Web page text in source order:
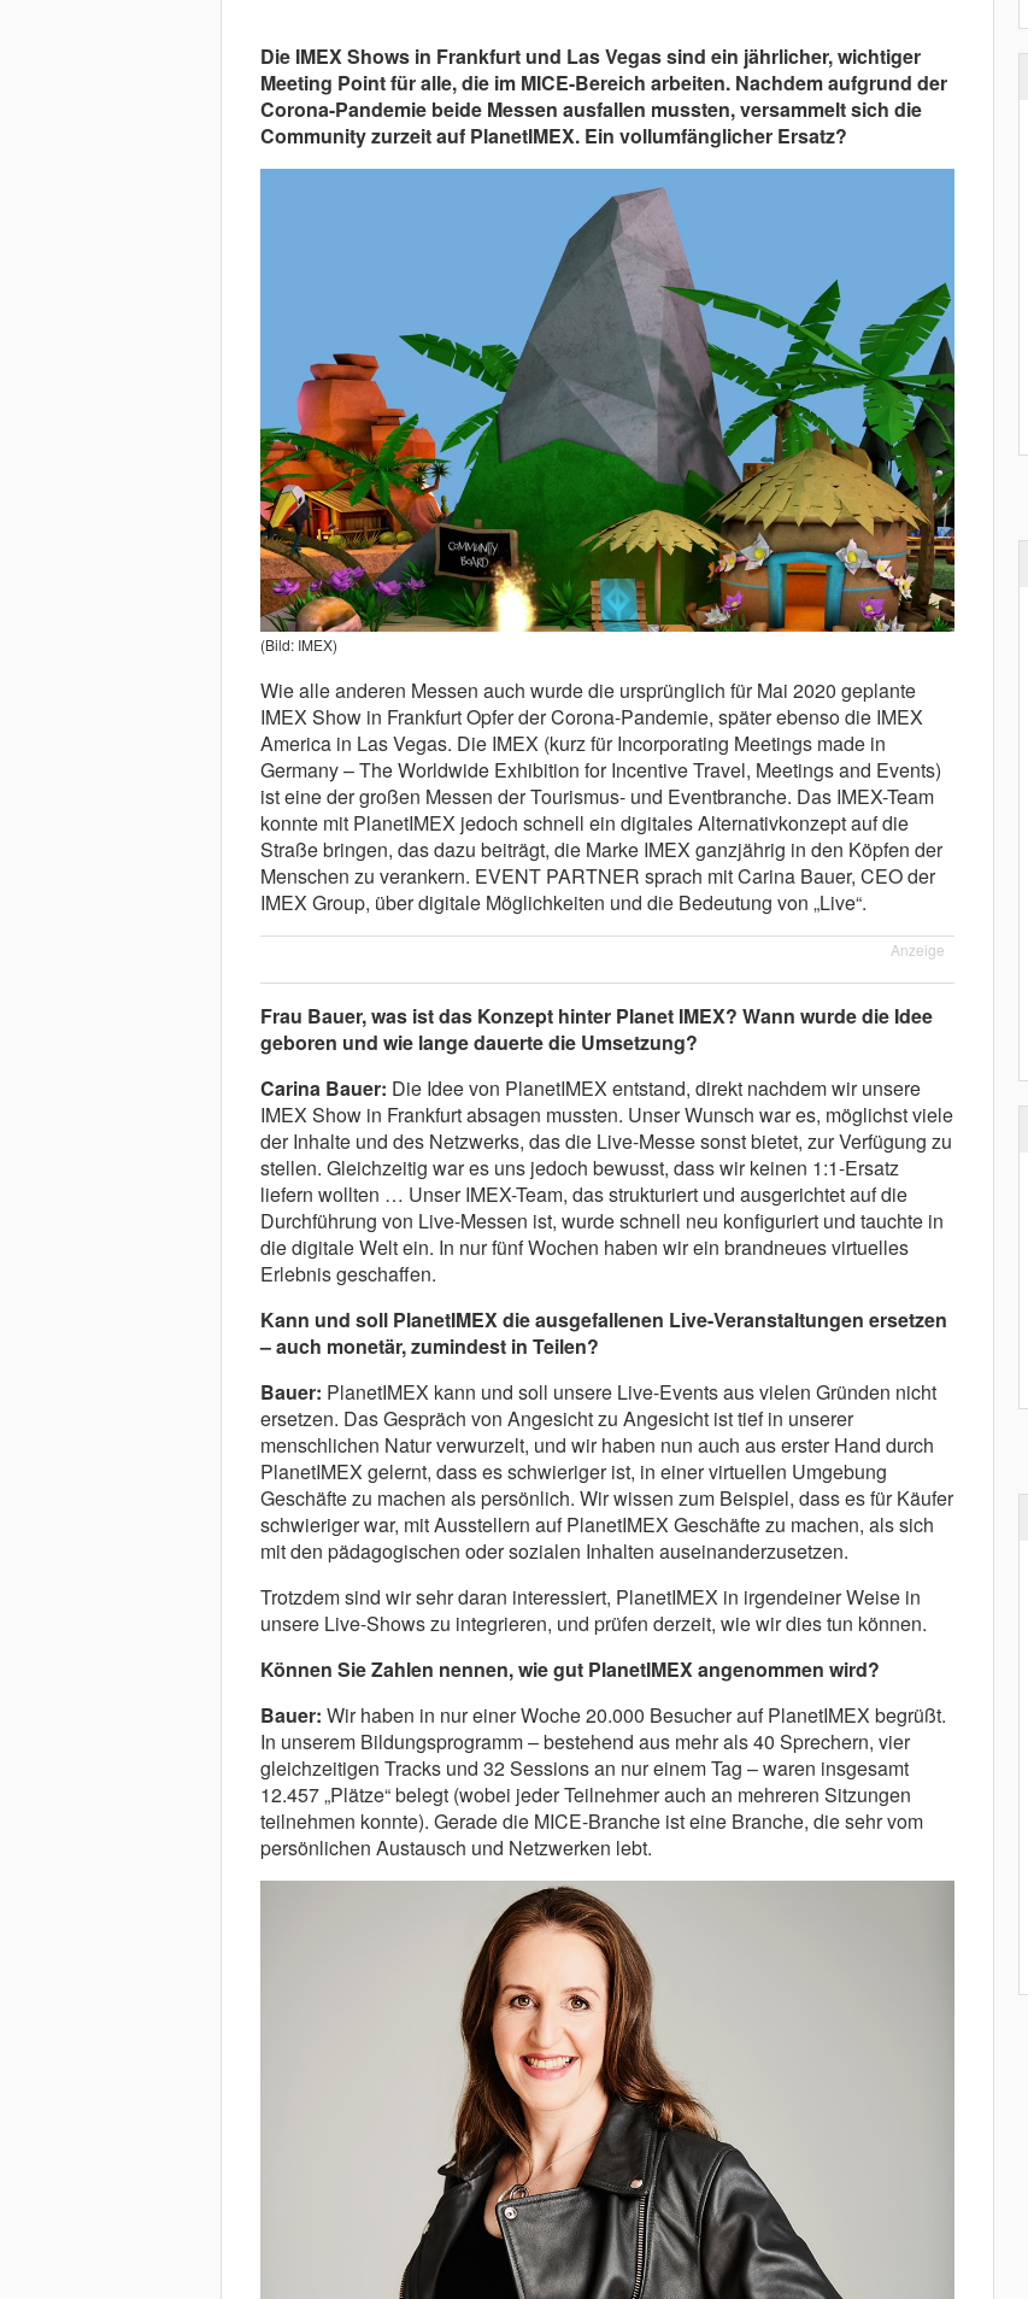
Die IMEX Shows in Frankfurt und Las Vegas sind ein jährlicher, wichtiger
Meeting Point für alle, die im MICE-Bereich arbeiten. Nachdem aufgrund der
Corona-Pandemie beide Messen ausfallen mussten, versammelt sich die
Community zurzeit auf PlanetIMEX. Ein vollumfänglicher Ersatz?
(Bild: IMEX)
Wie alle anderen Messen auch wurde die ursprünglich für Mai 2020 geplante
IMEX Show in Frankfurt Opfer der Corona-Pandemie, später ebenso die IMEX
America in Las Vegas. Die IMEX (kurz für Incorporating Meetings made in
Germany – The Worldwide Exhibition for Incentive Travel, Meetings and Events)
ist eine der großen Messen der Tourismus- und Eventbranche. Das IMEX-Team
konnte mit PlanetIMEX jedoch schnell ein digitales Alternativkonzept auf die
Straße bringen, das dazu beiträgt, die Marke IMEX ganzjährig in den Köpfen der
Menschen zu verankern. EVENT PARTNER sprach mit Carina Bauer, CEO der
IMEX Group, über digitale Möglichkeiten und die Bedeutung von „Live“.
Anzeige
Frau Bauer, was ist das Konzept hinter Planet IMEX? Wann wurde die Idee
geboren und wie lange dauerte die Umsetzung?
Carina Bauer: Die Idee von PlanetIMEX entstand, direkt nachdem wir unsere
IMEX Show in Frankfurt absagen mussten. Unser Wunsch war es, möglichst viele
der Inhalte und des Netzwerks, das die Live-Messe sonst bietet, zur Verfügung zu
stellen. Gleichzeitig war es uns jedoch bewusst, dass wir keinen 1:1-Ersatz
liefern wollten … Unser IMEX-Team, das strukturiert und ausgerichtet auf die
Durchführung von Live-Messen ist, wurde schnell neu konfiguriert und tauchte in
die digitale Welt ein. In nur fünf Wochen haben wir ein brandneues virtuelles
Erlebnis geschaffen.
Kann und soll PlanetIMEX die ausgefallenen Live-Veranstaltungen ersetzen
– auch monetär, zumindest in Teilen?
Bauer: PlanetIMEX kann und soll unsere Live-Events aus vielen Gründen nicht
ersetzen. Das Gespräch von Angesicht zu Angesicht ist tief in unserer
menschlichen Natur verwurzelt, und wir haben nun auch aus erster Hand durch
PlanetIMEX gelernt, dass es schwieriger ist, in einer virtuellen Umgebung
Geschäfte zu machen als persönlich. Wir wissen zum Beispiel, dass es für Käufer
schwieriger war, mit Ausstellern auf PlanetIMEX Geschäfte zu machen, als sich
mit den pädagogischen oder sozialen Inhalten auseinanderzusetzen.
Trotzdem sind wir sehr daran interessiert, PlanetIMEX in irgendeiner Weise in
unsere Live-Shows zu integrieren, und prüfen derzeit, wie wir dies tun können.
Können Sie Zahlen nennen, wie gut PlanetIMEX angenommen wird?
Bauer: Wir haben in nur einer Woche 20.000 Besucher auf PlanetIMEX begrüßt.
In unserem Bildungsprogramm – bestehend aus mehr als 40 Sprechern, vier
gleichzeitigen Tracks und 32 Sessions an nur einem Tag – waren insgesamt
12.457 „Plätze“ belegt (wobei jeder Teilnehmer auch an mehreren Sitzungen
teilnehmen konnte). Gerade die MICE-Branche ist eine Branche, die sehr vom
persönlichen Austausch und Netzwerken lebt.